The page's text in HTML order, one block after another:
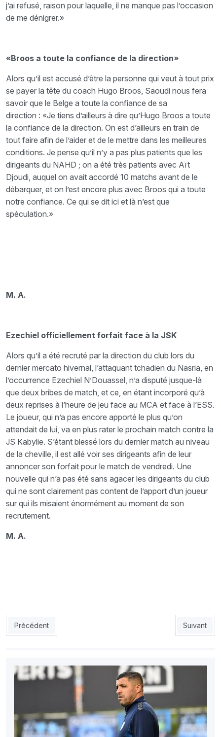
j’ai refusé, raison pour laquelle, il ne manque pas l’occasion
de me dénigrer.»
«Broos a toute la confiance de la direction»
Alors qu’il est accusé d’être la personne qui veut à tout prix
se payer la tête du coach Hugo Broos, Saoudi nous fera
savoir que le Belge a toute la confiance de sa
direction : «Je tiens d’ailleurs à dire qu’Hugo Broos a toute
la confiance de la direction. On est d’ailleurs en train de
tout faire afin de l’aider et de le mettre dans les meilleures
conditions. Je pense qu’il n’y a pas plus patients que les
dirigeants du NAHD ; on a été très patients avec Aït
Djoudi, auquel on avait accordé 10 matchs avant de le
débarquer, et on l’est encore plus avec Broos qui a toute
notre confiance. Ce qui se dit ici et là n’est que
spéculation.»
M. A.
Ezechiel officiellement forfait face à la JSK
Alors qu’il a été recruté par la direction du club lors du
dernier mercato hivernal, l’attaquant tchadien du Nasria, en
l’occurrence Ezechiel N’Douassel, n’a disputé jusque-là
que deux bribes de match, et ce, en étant incorporé qu’à
deux reprises à l’heure de jeu face au MCA et face à l’ESS.
Le joueur, qui n’a pas encore apporté le plus qu’on
attendait de lui, va en plus rater le prochain match contre la
JS Kabylie. S’étant blessé lors du dernier match au niveau
de la cheville, il est allé voir ses dirigeants afin de leur
annoncer son forfait pour le match de vendredi. Une
nouvelle qui n’a pas été sans agacer les dirigeants du club
qui ne sont clairement pas content de l’apport d’un joueur
sur qui ils misaient énormément au moment de son
recrutement.
M. A.
Article précédent : JSK : Le calvaire de Wallemme
Précédent Article
Suivant